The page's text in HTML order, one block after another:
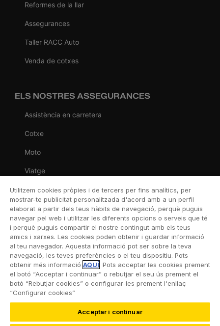
Reformes de la llar
Assegurances
Taller RACC Auto
Venda de cotxes
ELS NOSTRES ASSEGURANCES
Assistència en carretera
Cotxe
Moto
Viatge
Llar
Vida
Decessos
Dental
Esportiva
Esquí
Utilitzem cookies pròpies i de tercers per fins analítics, per
mostrar-te publicitat personalitzada d'acord amb a un perfil
elaborat a partir dels teus hàbits de navegació, perquè puguis
navegar pel web i utilitzar les diferents opcions o serveis que té
i perquè puguis compartir el nostre contingut amb els teus
amics i xarxes. Les cookies poden obtenir i guardar informació
al teu navegador. Aquesta informació pot ser sobre la teva
navegació, les teves preferències o el teu dispositiu. Pots
obtenir més informació AQUÍ. Pots acceptar les cookies prement
el botó “Acceptar i continuar” o rebutjar el seu ús prement el
botó “Rebutjar cookies” o configurar-les prement l'enllaç
“Configurar cookies”
Acceptar i continuar